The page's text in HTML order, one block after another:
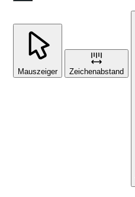
Mauszeiger Zeichenabstand